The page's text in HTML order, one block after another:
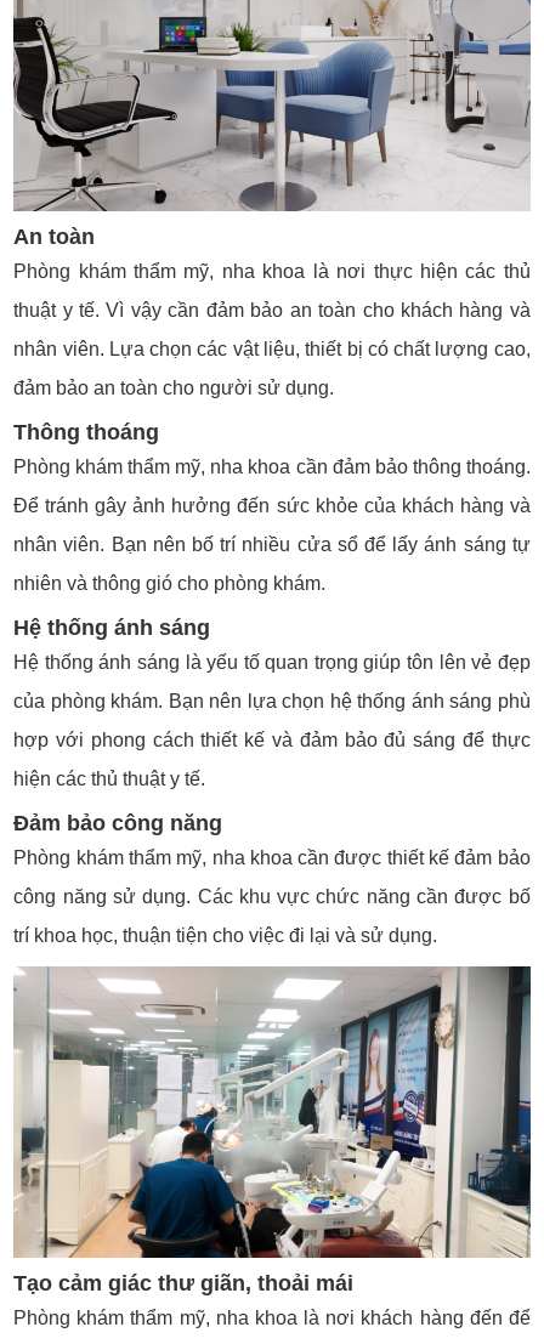
An toàn
Phòng khám thẩm mỹ, nha khoa là nơi thực hiện các thủ
thuật y tế. Vì vậy cần đảm bảo an toàn cho khách hàng và
nhân viên. Lựa chọn các vật liệu, thiết bị có chất lượng cao,
đảm bảo an toàn cho người sử dụng.
Thông thoáng
Phòng khám thẩm mỹ, nha khoa cần đảm bảo thông thoáng.
Để tránh gây ảnh hưởng đến sức khỏe của khách hàng và
nhân viên. Bạn nên bố trí nhiều cửa sổ để lấy ánh sáng tự
nhiên và thông gió cho phòng khám.
Hệ thống ánh sáng
Hệ thống ánh sáng là yếu tố quan trọng giúp tôn lên vẻ đẹp
của phòng khám. Bạn nên lựa chọn hệ thống ánh sáng phù
hợp với phong cách thiết kế và đảm bảo đủ sáng để thực
hiện các thủ thuật y tế.
Đảm bảo công năng
Phòng khám thẩm mỹ, nha khoa cần được thiết kế đảm bảo
công năng sử dụng. Các khu vực chức năng cần được bố
trí khoa học, thuận tiện cho việc đi lại và sử dụng.
Tạo cảm giác thư giãn, thoải mái
Phòng khám thẩm mỹ, nha khoa là nơi khách hàng đến để